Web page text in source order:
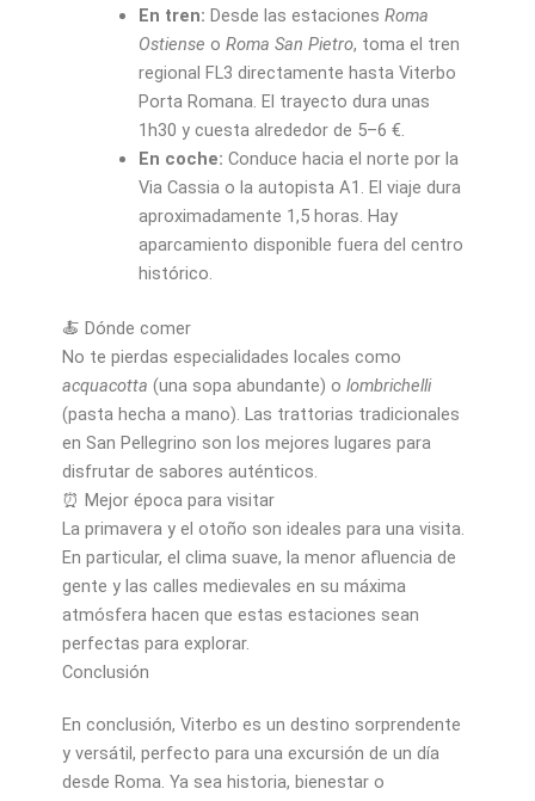
En tren: Desde las estacionesRoma
Ostiense oRoma San Pietro, toma el tren
regional FL3 directamente hasta Viterbo
Porta Romana. El trayecto dura unas
1h30 y cuesta alrededor de 5–6 €.
En coche: Conduce hacia el norte por la
Via Cassia o la autopista A1. El viaje dura
aproximadamente 1,5 horas. Hay
aparcamiento disponible fuera del centro
histórico.
🍝 Dónde comer
No te pierdas especialidades locales como
acquacotta (una sopa abundante) olombrichelli
(pasta hecha a mano). Las trattorias tradicionales
en San Pellegrino son los mejores lugares para
disfrutar de sabores auténticos.
⏰ Mejor época para visitar
La primavera y el otoño son ideales para una visita.
En particular, el clima suave, la menor afluencia de
gente y las calles medievales en su máxima
atmósfera hacen que estas estaciones sean
perfectas para explorar.
Conclusión
En conclusión, Viterbo es un destino sorprendente
y versátil, perfecto para una excursión de un día
desde Roma. Ya sea historia, bienestar o